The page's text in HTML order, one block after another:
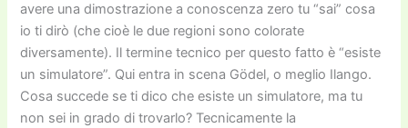
avere una dimostrazione a conoscenza zero tu “sai” cosa
io ti dirò (che cioè le due regioni sono colorate
diversamente). Il termine tecnico per questo fatto è “esiste
un simulatore”. Qui entra in scena Gödel, o meglio Ilango.
Cosa succede se ti dico che esiste un simulatore, ma tu
non sei in grado di trovarlo? Tecnicamente la